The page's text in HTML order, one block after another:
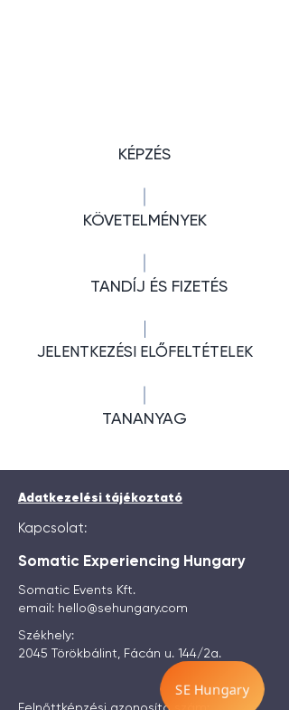
KÉPZÉS
KÖVETELMÉNYEK
TANDÍJ ÉS FIZETÉS
JELENTKEZÉSI ELŐFELTÉTELEK
TANANYAG
Adatkezelési tájékoztató
Kapcsolat:
Somatic Experiencing Hungary
Somatic Events Kft.
email: hello@sehungary.com
Székhely:
2045 Törökbálint, Fácán u. 144/2a.